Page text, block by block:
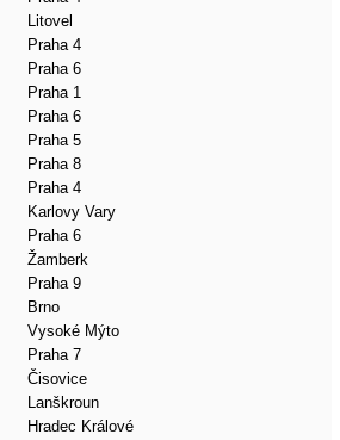
Litovel
Praha 4
Praha 6
Praha 1
Praha 6
Praha 5
Praha 8
Praha 4
Karlovy Vary
Praha 6
Žamberk
Praha 9
Brno
Vysoké Mýto
Praha 7
Čisovice
Lanškroun
Hradec Králové